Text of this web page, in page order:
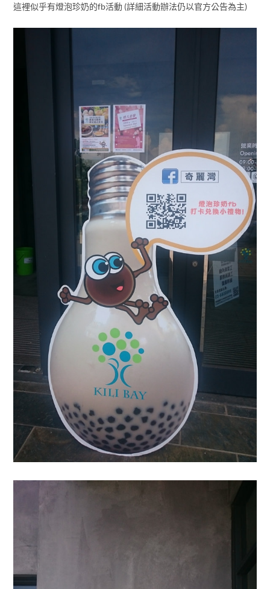
這裡似乎有燈泡珍奶的fb活動 (詳細活動辦法仍以官方公告為主)